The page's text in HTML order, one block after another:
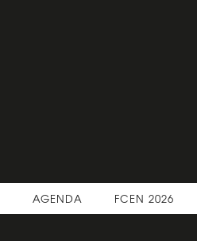
AGENDA FCEN 2026